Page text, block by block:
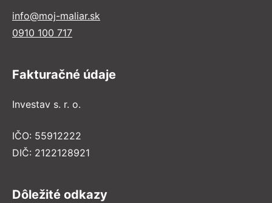
info@moj-maliar.sk
0910 100 717
Fakturačné údaje
Investav s. r. o.
IČO: 55912222
DIČ: 2122128921
Dôležité odkazy